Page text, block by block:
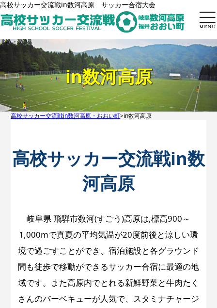
高校サッカー交流戦in数河高原 サッカー合宿大会
トップページ
in数河高原
inおおい町
過去大会
申込方法
お問い合わせ
in数河高原
高校サッカー交流戦in数河高原・おおい町>in数河高原
高校サッカー交流戦in数
河高原
岐阜県 飛騨市数河(すごう)高原は,標高900～
1,000mで真夏の平均気温が20度前後と涼しい環
境で過ごすことができ、宿泊施設と各グラウンド
間も徒歩で移動ができるサッカー合宿に最適の地
域です。また高原内でとれる新鮮野菜と牛肉たく
さんのバーベキューが人気で、スタミナチャージ